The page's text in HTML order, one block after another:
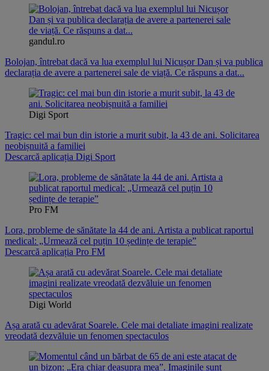
gandul.ro
Bolojan, întrebat dacă va lua exemplul lui Nicușor Dan și va publica
declarația de avere a partenerei sale de viață. Ce răspuns a dat...
Digi Sport
Tragic: cel mai bun din istorie a murit subit, la 43 de ani. Solicitarea
neobișnuită a familiei
Descarcă aplicația Digi Sport
Pro FM
Lora, probleme de sănătate la 44 de ani. Artista a publicat raportul
medical: „Urmează cel puțin 10 ședințe de terapie”
Descarcă aplicația Pro FM
Digi World
Așa arată cu adevărat Soarele. Cele mai detaliate imagini realizate
vreodată dezvăluie un fenomen spectaculos